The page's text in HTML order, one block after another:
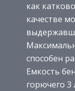
как
качестве
способен
Емкость
горючего